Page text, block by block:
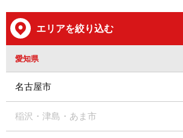
エリアを絞り込む
愛知県
名古屋市
稲沢・津島・あま市